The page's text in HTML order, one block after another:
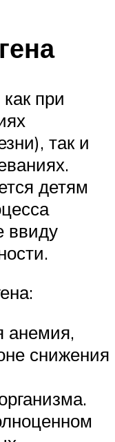
при
так и
детям
ввиду
анемия,
снижения